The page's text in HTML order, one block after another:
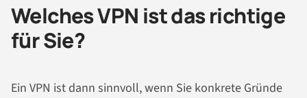
Welches VPN ist das richtige
für Sie?
Ein VPN ist dann sinnvoll, wenn Sie konkrete Gründe